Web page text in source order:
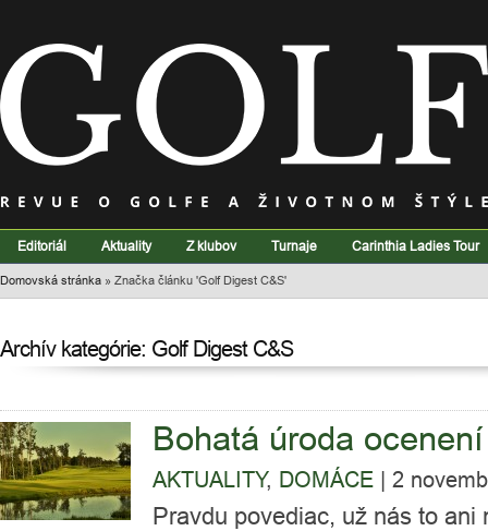
Editoriál Aktuality Z klubov Turnaje Carinthia Ladies Tour
Domovská stránka » Značka článku 'Golf Digest C&S'
Archív kategórie: Golf Digest C&S
Bohatá úroda
AKTUALITY, DOMÁCE | 2
Pravdu povediac, už nás to ani